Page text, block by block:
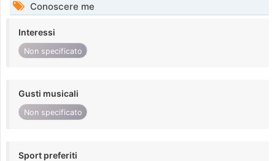
Conoscere me
Interessi
Non specificato
Gusti musicali
Non specificato
Sport preferiti